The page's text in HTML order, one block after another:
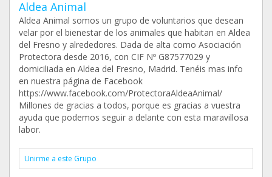
Aldea Animal
Aldea Animal somos un grupo de voluntarios que desean
velar por el bienestar de los animales que habitan en Aldea
del Fresno y alrededores. Dada de alta como Asociación
Protectora desde 2016, con CIF Nº G87577029 y
domiciliada en Aldea del Fresno, Madrid. Tenéis mas info
en nuestra página de Facebook
https://www.facebook.com/ProtectoraAldeaAnimal/
Millones de gracias a todos, porque es gracias a vuestra
ayuda que podemos seguir a delante con esta maravillosa
labor.
Unirme a este Grupo